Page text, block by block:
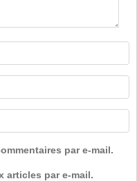
par e-mail.
articles par e-mail.